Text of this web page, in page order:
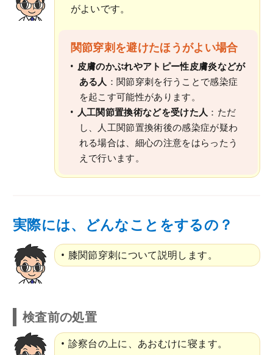
がよいです。
関節穿刺を避けたほうがよい場合
皮膚のかぶれやアトピー性皮膚炎などが
ある人 ：関節穿刺を行うことで感染症
を起こす可能性があります。
人工関節置換術などを受けた人 ：ただ
し、人工関節置換術後の感染症が疑わ
れる場合は、細心の注意をはらったう
えで行います。
実際には、どんなことをするの？
膝関節穿刺について説明します。
検査前の処置
診察台の上に、あおむけに寝ます。